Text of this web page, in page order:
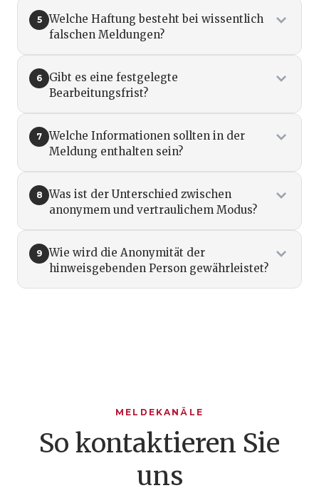
5
Welche Haftung besteht bei wissentlich
falschen Meldungen?
6
Gibt es eine festgelegte
Bearbeitungsfrist?
7
Welche Informationen sollten in der
Meldung enthalten sein?
8
Was ist der Unterschied zwischen
anonymem und vertraulichem Modus?
9
Wie wird die Anonymität der
hinweisgebenden Person gewährleistet?
MELDEKANÄLE
So kontaktieren Sie
uns